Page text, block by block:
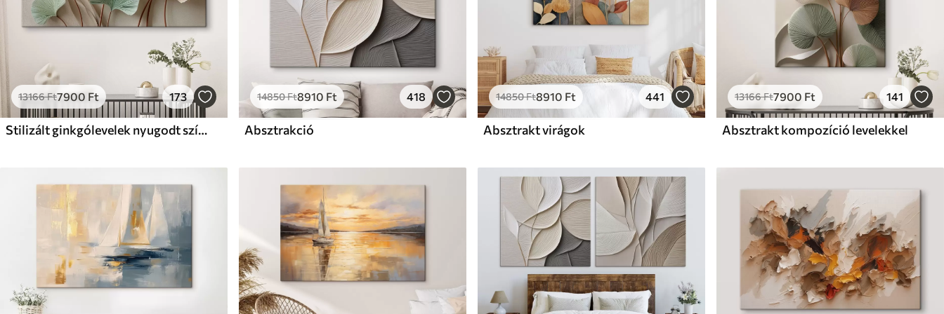
13166Ft7900 Ft 173
Stilizált ginkgólevelek nyugodt színekben
14850Ft8910 Ft 418
Absztrakció
14850Ft8910 Ft 441
Absztrakt virágok
13166Ft7900 Ft 141
Absztrakt kompozíció levelekkel